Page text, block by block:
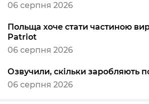
06 серпня 2026
Польща хоче стати частиною
Patriot
06 серпня 2026
Озвучили, скільки заробляють
06 серпня 2026